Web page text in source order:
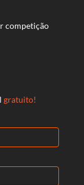
competição
gratuito!